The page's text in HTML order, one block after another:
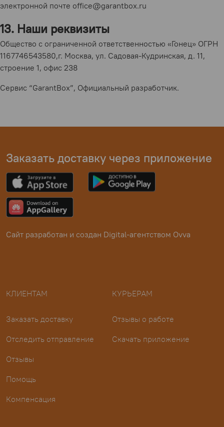
электронной почте office@garantbox.ru
13. Наши реквизиты
Общество с ограниченной ответственностью «Гонeц» ОГРН
1167746543580,г. Москва, ул. Садовая-Кудринская, д. 11,
строение 1, офис 238
Сервис “GarantBox”, Официальный разработчик.
Заказать доставку через приложение
Сайт разработан и создан Digital-агентством Ovva
КЛИЕНТАМ
Заказать доставку
Отследить отправление
Отзывы
Помощь
Компенсация
КУРЬЕРАМ
Отзывы о работе
Скачать приложение